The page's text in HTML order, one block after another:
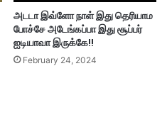
அடடா இவ்ளோ நாள் இது தெரியாம
போச்சே அடேங்கப்பா இது சூப்பர்
ஐடியாவா இருக்கே!!
February 24, 2024